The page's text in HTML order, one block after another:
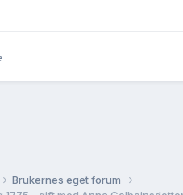
Brukernes eget forum